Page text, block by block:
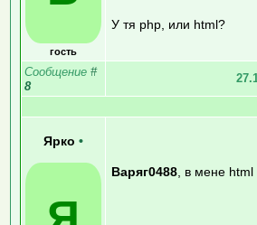
гость
У тя php, или html?
Сообщение #
8
Ярко •
Варяг0488 , в мене html